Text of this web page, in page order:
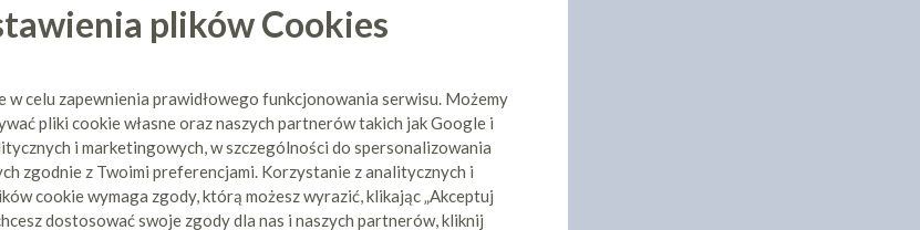
plików Cookies
w celu zapewnienia prawidłowego funkcjonowania serwisu. Możemy
pliki cookie własne oraz naszych partnerów takich jak Google i
i marketingowych, w szczególności do spersonalizowania
zgodnie z Twoimi preferencjami. Korzystanie z analitycznych i
cookie wymaga zgody, którą możesz wyrazić, klikając „Akceptuj
dostosować swoje zgody dla nas i naszych partnerów, kliknij